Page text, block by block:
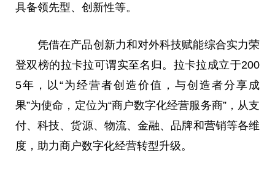
具备领先型、创新性等。
凭借在产品创新力和对外科技赋能综合实力荣
登双榜的拉卡拉可谓实至名归。拉卡拉成立于200
5年，以“为经营者创造价值，与创造者分享成
果”为使命，定位为“商户数字化经营服务商”，从支
付、科技、货源、物流、金融、品牌和营销等各维
度，助力商户数字化经营转型升级。